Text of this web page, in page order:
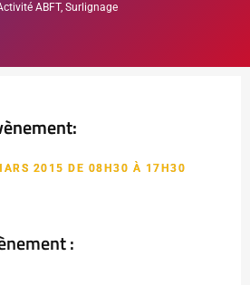
ABFT, Surlignage
2015 DE 08H30 À 17H30
: